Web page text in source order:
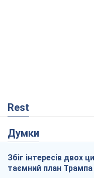
Rest
Думки
Збіг інтересів двох
таємний план Трампа